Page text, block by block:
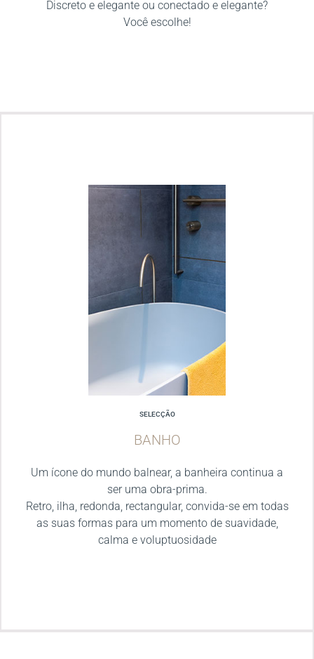
Discreto e elegante ou conectado e elegante?
Você escolhe!
SELECÇÃO
BANHO
Um ícone do mundo balnear, a banheira continua a
ser uma obra-prima.
Retro, ilha, redonda, rectangular, convida-se em todas
as suas formas para um momento de suavidade,
calma e voluptuosidade